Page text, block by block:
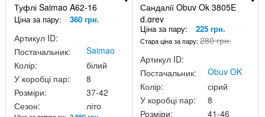
Туфлі Saimao A62-16
Ціна за пару: 360 грн.
Артикул ID:
Постачальник:
Saimao
Колір:
білий
У коробці пар:
8
Розміри:
37-42
Сезон:
літо
Сандалії Obuv Ok 3805E
d.grey
Ціна за пару: 225 грн.
Стара ціна за пару:280 грн.
Артикул ID:
Постачальник:
Obuv OK
Колір:
сірий
У коробці пар:
8
Розміри:
41-46